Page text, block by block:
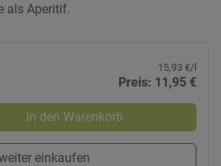
als Aperitif.
15,93 €/l
Preis: 11,95 €
In den Warenkorb
einkaufen